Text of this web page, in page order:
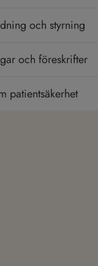
och styrning
och föreskrifter
patientsäkerhet